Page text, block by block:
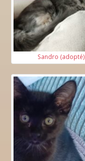
Sandro (adopté)